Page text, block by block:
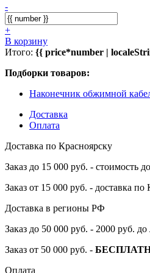
-
+
В корзину
Итого: {{ price*number |
Подборки товаров:
Наконечник обжимной
Доставка
Оплата
Доставка по Красноярску
Заказ до 15 000 руб. - стоимость
Заказ от 15 000 руб. - доставка по
Доставка в регионы РФ
Заказ до 50 000 руб. - 2000 руб.
Заказ от 50 000 руб. -
Оплата